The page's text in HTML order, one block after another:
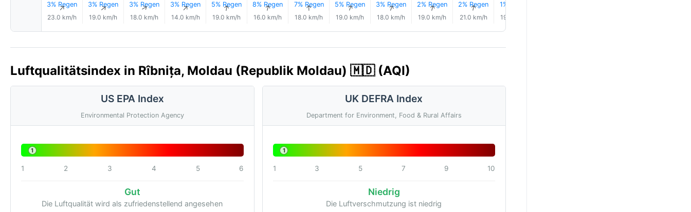
3% Regen
↑
23.0 km/h
3% Regen
↑
19.0 km/h
3% Regen
↑
18.0 km/h
3% Regen
↑
14.0 km/h
5% Regen
↑
19.0 km/h
8% Regen
↑
16.0 km/h
7% Regen
↑
18.0 km/h
5% Regen
↑
19.0 km/h
3% Regen
↑
18.0 km/h
2% Regen
↑
19.0 km/h
2% Regen
↑
21.0 km/h
1% Regen
19.0 km/h
Luftqualitätsindex in Rîbnița, Moldau (Republik Moldau) 🇲🇩 (AQI)
US EPA Index
Environmental Protection Agency
1
1 2 3 4 5 6
Gut
Die Luftqualität wird als zufriedenstellend angesehen
UK DEFRA Index
Department for Environment, Food & Rural Affairs
1
1 3 5 7 9 10
Niedrig
Die Luftverschmutzung ist niedrig